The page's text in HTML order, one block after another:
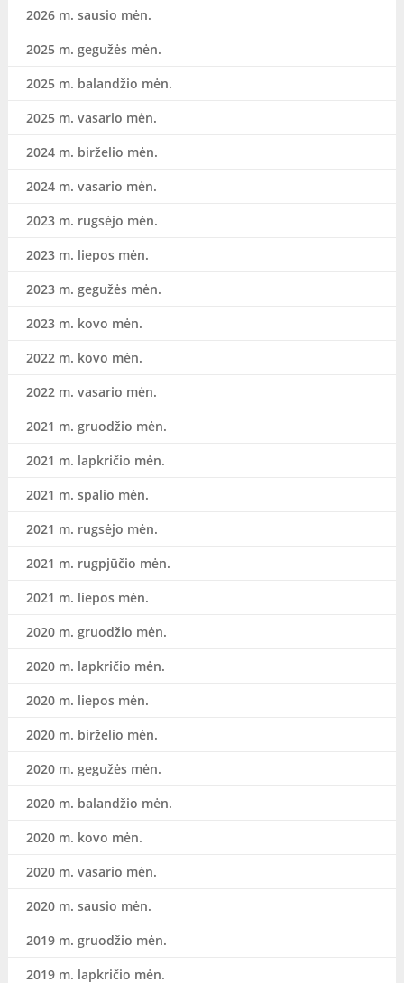
2026 m. sausio mėn.
2025 m. gegužės mėn.
2025 m. balandžio mėn.
2025 m. vasario mėn.
2024 m. birželio mėn.
2024 m. vasario mėn.
2023 m. rugsėjo mėn.
2023 m. liepos mėn.
2023 m. gegužės mėn.
2023 m. kovo mėn.
2022 m. kovo mėn.
2022 m. vasario mėn.
2021 m. gruodžio mėn.
2021 m. lapkričio mėn.
2021 m. spalio mėn.
2021 m. rugsėjo mėn.
2021 m. rugpjūčio mėn.
2021 m. liepos mėn.
2020 m. gruodžio mėn.
2020 m. lapkričio mėn.
2020 m. liepos mėn.
2020 m. birželio mėn.
2020 m. gegužės mėn.
2020 m. balandžio mėn.
2020 m. kovo mėn.
2020 m. vasario mėn.
2020 m. sausio mėn.
2019 m. gruodžio mėn.
2019 m. lapkričio mėn.